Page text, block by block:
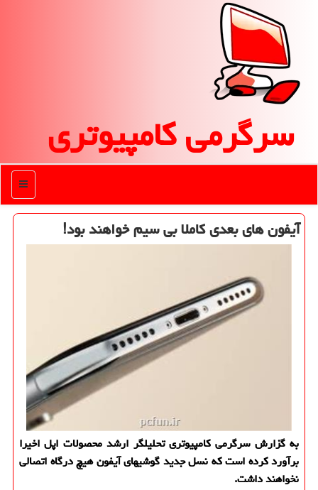
سرگرمی كامپیوتری
منو
آیفون های بعدی كاملا بی سیم خواهند بود!
به گزارش سرگرمی كامپیوتری تحلیلگر ارشد محصولات اپل اخیرا
برآورد كرده است كه نسل جدید گوشیهای آیفون هیچ درگاه اتصالی
نخواهند داشت.